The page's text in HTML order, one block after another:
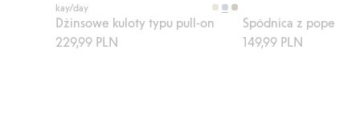
kay/day
Dżinsowe kuloty typu pull-on
229,99 PLN
149,99 PLN